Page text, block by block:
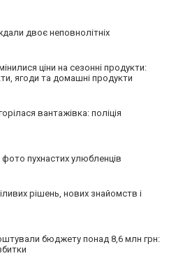
двоє неповнолітніх
ціни на сезонні продукти:
ягоди та домашні продукти
вантажівка: поліція
пухнастих улюбленців
рішень, нових знайомств і
бюджету понад 8,6 млн грн: